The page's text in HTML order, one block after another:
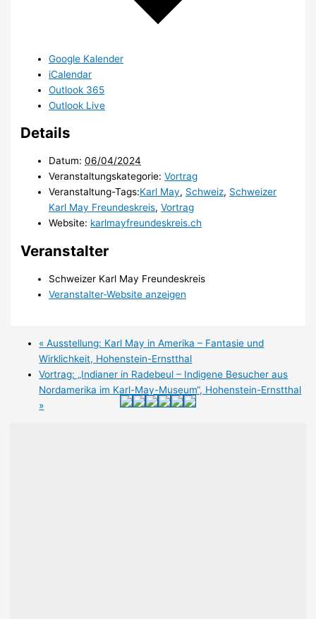
Google Kalender
iCalendar
Outlook 365
Outlook Live
Details
Datum: 06/04/2024
Veranstaltungskategorie: Vortrag
Veranstaltung-Tags:Karl May, Schweiz, Schweizer
Karl May Freundeskreis,Vortrag
Website: karlmayfreundeskreis.ch
Veranstalter
Schweizer Karl May Freundeskreis
Veranstalter-Website anzeigen
« Ausstellung: Karl May in Amerika – Fantasie und
Wirklichkeit, Hohenstein-Ernstthal
Vortrag: „Indianer in Radebeul – Indigene Besucher aus
Nordamerika im Karl-May-Museum“, Hohenstein-Ernstthal
»